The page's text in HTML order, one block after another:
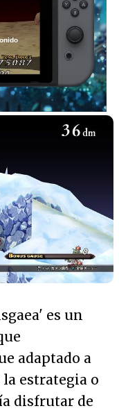
es un
adaptado a
la estrategia o
disfrutar de